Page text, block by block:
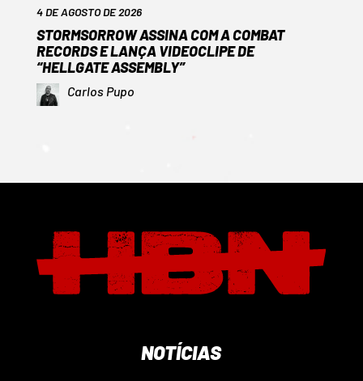
4 DE AGOSTO DE 2026
STORMSORROW ASSINA COM A COMBAT
RECORDS E LANÇA VIDEOCLIPE DE
“HELLGATE ASSEMBLY”
Carlos Pupo
NOTÍCIAS